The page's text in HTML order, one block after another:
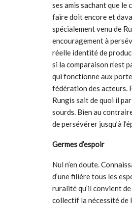
ses amis sachant que le
faire doit encore et
spécialement venu de
encouragement à
réelle identité de
si la comparaison n’est
qui fonctionne aux
fédération des acteurs.
Rungis sait de quoi il
sourds. Bien au
de persévérer jusqu’à
Germes d’espoir
Nul n’en doute.
d’une filière tous les
ruralité qu’il convient
collectif la nécessité de